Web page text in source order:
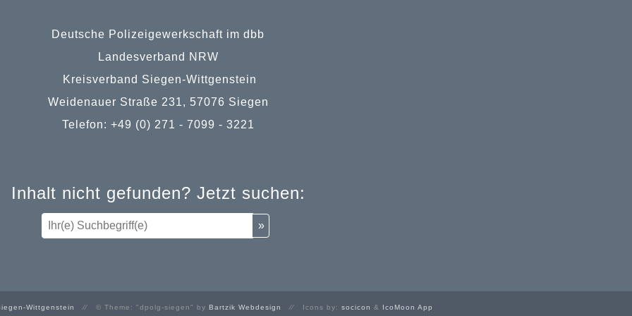
Deutsche Polizeigewerkschaft im dbb
Landesverband NRW
Kreisverband Siegen-Wittgenstein
Weidenauer Straße 231, 57076 Siegen
Telefon: +49 (0) 271 - 7099 - 3221
Inhalt nicht gefunden? Jetzt suchen:
Wittgenstein ⁄⁄ © Theme: "dpolg-siegen" by Bartzik Webdesign ⁄⁄ Icons by: socicon & IcoMoon App